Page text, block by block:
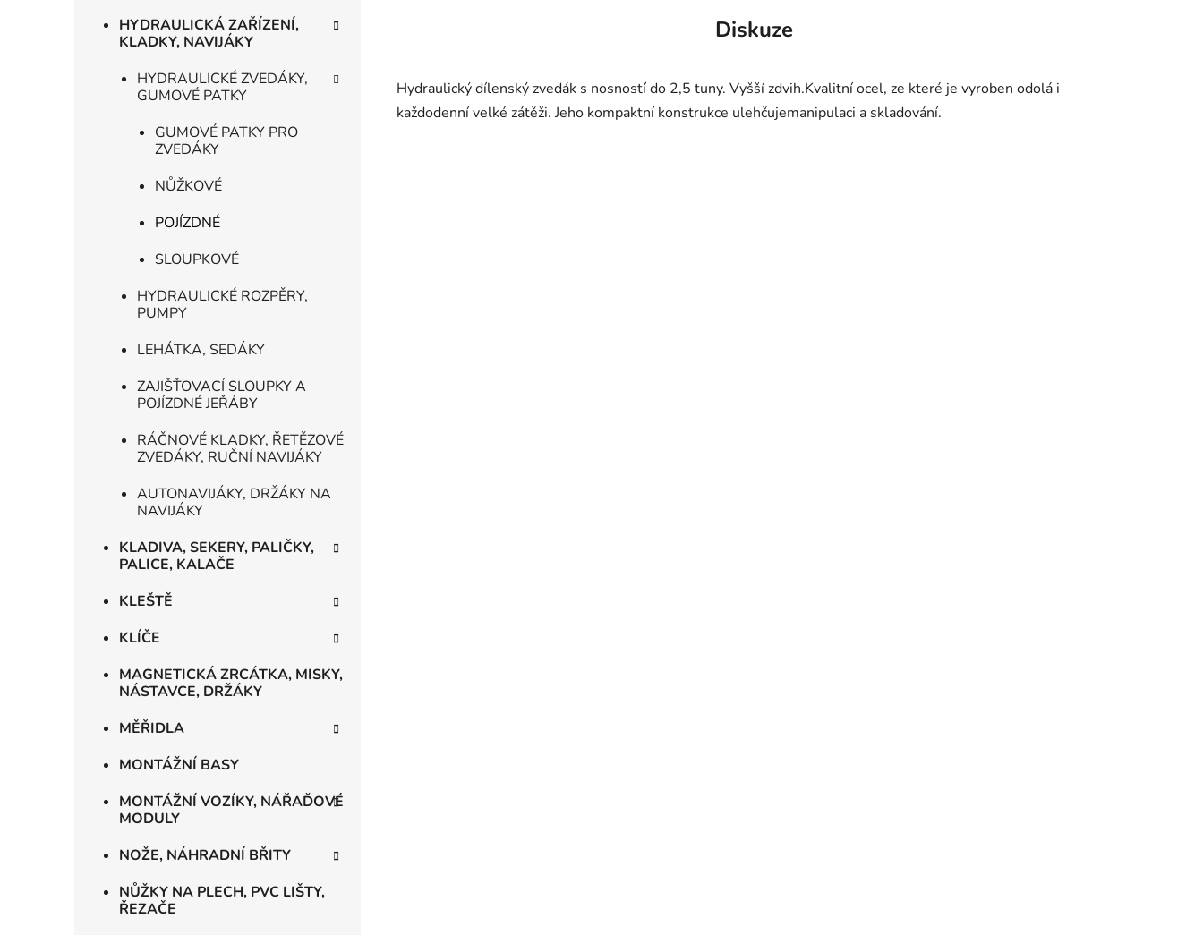
HYDRAULICKÁ ZAŘÍZENÍ,
KLADKY, NAVIJÁKY
HYDRAULICKÉ ZVEDÁKY,
GUMOVÉ PATKY
GUMOVÉ PATKY PRO
ZVEDÁKY
NŮŽKOVÉ
POJÍZDNÉ
SLOUPKOVÉ
HYDRAULICKÉ ROZPĚRY,
PUMPY
LEHÁTKA, SEDÁKY
ZAJIŠŤOVACÍ SLOUPKY A
POJÍZDNÉ JEŘÁBY
RÁČNOVÉ KLADKY, ŘETĚZOVÉ
ZVEDÁKY, RUČNÍ NAVIJÁKY
AUTONAVIJÁKY, DRŽÁKY NA
NAVIJÁKY
KLADIVA, SEKERY, PALIČKY,
PALICE, KALAČE
KLEŠTĚ
KLÍČE
MAGNETICKÁ ZRCÁTKA, MISKY,
NÁSTAVCE, DRŽÁKY
MĚŘIDLA
MONTÁŽNÍ BASY
MONTÁŽNÍ VOZÍKY, NÁŘAĎOVÉ
MODULY
NOŽE, NÁHRADNÍ BŘITY
NŮŽKY NA PLECH, PVC LIŠTY,
ŘEZAČE
Diskuze
Hydraulický dílenský zvedák s nosností do 2,5 tuny. Vyšší zdvih.Kvalitní ocel, ze které je vyroben odolá i
každodenní velké zátěži. Jeho kompaktní konstrukce ulehčujemanipulaci a skladování.